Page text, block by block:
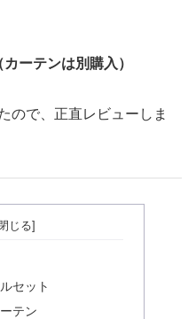
ーテンは別購入）
ので、正直レビューしま
セット
テン